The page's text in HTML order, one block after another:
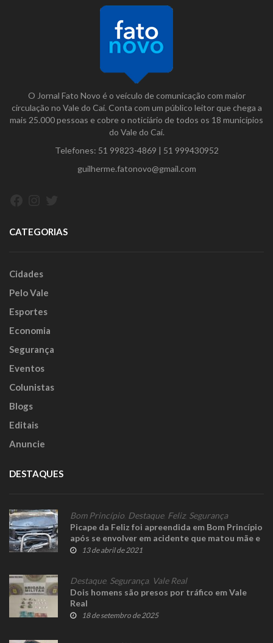
O Jornal Fato Novo é o veículo de comunicação com maior
circulação no Vale do Caí. Conta com um público leitor que chega a
mais 25.000 pessoas e cobre o noticiário de todos os 18 municípios
do Vale do Caí.
Telefones: 51 99823-4869 | 51 999430952
guilherme.fatonovo@gmail.com
CATEGORIAS
Cidades
Pelo Vale
Esportes
Economia
Segurança
Eventos
Colunistas
Blogs
Editais
Anuncie
DESTAQUES
Bom Princípio Destaque, Feliz, Segurança
Picape da Feliz foi apreendida em Bom Princípio
após se envolver em acidente que matou mãe e
filho13 de abril de 2021
Destaque, Segurança, Vale Real
Dois homens são presos por tráfico em Vale
Real
18 de setembro de 2025